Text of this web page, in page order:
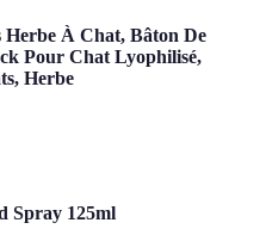
À Chat, Bâton De
Pour Chat Lyophilisé,
Herbe
Spray 125ml